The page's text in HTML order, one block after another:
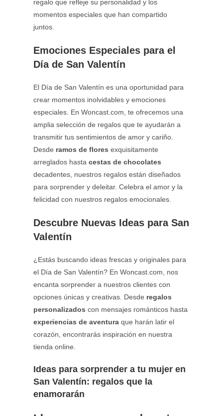
regalo que refleje su personalidad y los
momentos especiales que han compartido
juntos.
Emociones Especiales para el
Día de San Valentín
El Día de San Valentín es una oportunidad para
crear momentos inolvidables y emociones
especiales. En Woncast.com, te ofrecemos una
amplia selección de regalos que te ayudarán a
transmitir tus sentimientos de amor y cariño.
Desde ramos de flores exquisitamente
arreglados hastacestas de chocolates
decadentes, nuestros regalos están diseñados
para sorprender y deleitar. Celebra el amor y la
felicidad con nuestros regalos emocionales.
Descubre Nuevas Ideas para San
Valentín
¿Estás buscando ideas frescas y originales para
el Día de San Valentín? En Woncast.com, nos
encanta sorprender a nuestros clientes con
opciones únicas y creativas. Desde regalos
personalizados con mensajes románticos hasta
experiencias de aventura que harán latir el
corazón, encontrarás inspiración en nuestra
tienda online.
Ideas para sorprender a tu mujer en
San Valentín: regalos que la
enamorarán